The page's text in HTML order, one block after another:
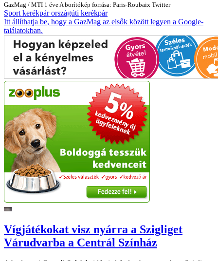
GazMag / MTI 1 éve A borítókép forrása: Paris-Roubaix Twitter
Sport kerékpárországúti kerékpár
Itt állíthatja be, hogy a GazMag az elsők között legyen a Google-
találatokban.
Vígjátékokat visz nyárra a Szigliget
Várudvarba a Centrál Színház